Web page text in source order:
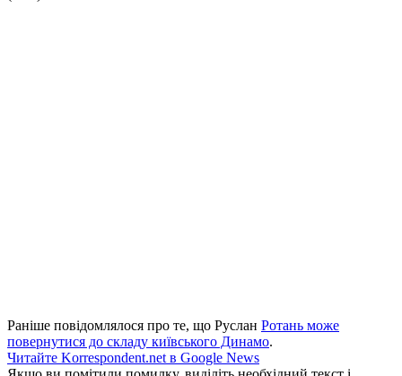
Раніше повідомлялося про те, що Руслан Ротань може
повернутися до складу київського Динамо.
Читайте Korrespondent.net в Google News